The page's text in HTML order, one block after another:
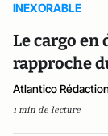
INEXORABLE
Le cargo en
rapproche
Atlantico Rédaction
1 min de lecture